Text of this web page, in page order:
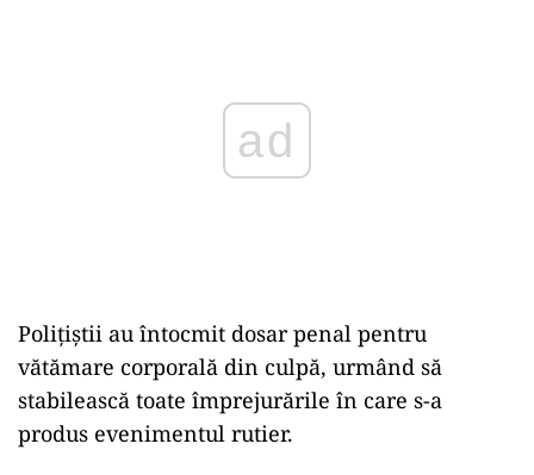
Poliţiştii au întocmit dosar penal pentru
vătămare corporală din culpă, urmând să
stabilească toate împrejurările în care s-a
produs evenimentul rutier.